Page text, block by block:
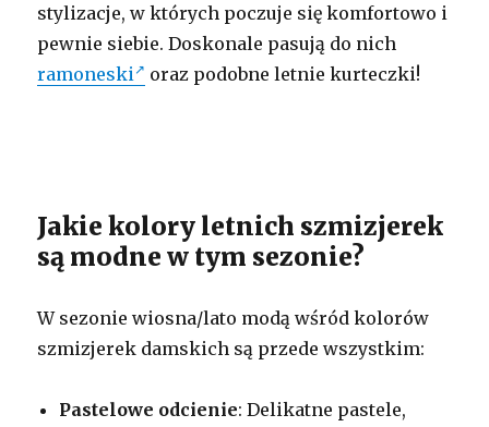
stylizacje, w których poczuje się komfortowo i
pewnie siebie. Doskonale pasują do nich
ramoneski
oraz podobne letnie kurteczki!
Jakie kolory letnich szmizjerek
są modne w tym sezonie?
W sezonie wiosna/lato modą wśród kolorów
szmizjerek damskich są przede wszystkim:
Pastelowe odcienie: Delikatne pastele,